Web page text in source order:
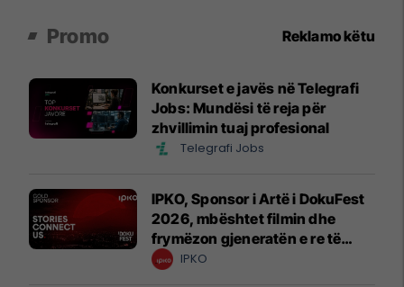
Promo Reklamo këtu
Konkurset e javës në Telegrafi
Jobs: Mundësi të reja për
zhvillimin tuaj profesional
Telegrafi Jobs
IPKO, Sponsor i Artë i DokuFest
2026, mbështet filmin dhe
frymëzon gjeneratën e re të
krijuesve
IPKO